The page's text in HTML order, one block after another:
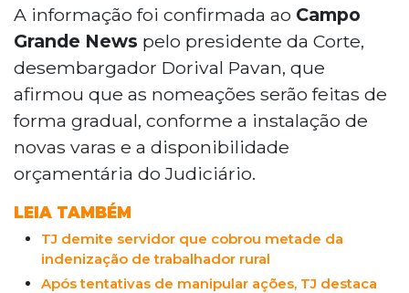
analistas judiciários, mas as nomeações
serão graduais, conforme disponibilidade
orçamentária e instalação de novas varas.
O presidente Dorival Pavan confirmou
que os cargos, aprovados pela Alems no
PL 44/2026, serão providos até 2027,
dentro do prazo do concurso. O impacto
financeiro estimado é de R$ 25 milhões. A
prioridade são comarcas do interior, onde
há maior demanda judicial.
A informação foi confirmada ao Campo
Grande News pelo presidente da Corte,
desembargador Dorival Pavan, que
afirmou que as nomeações serão feitas de
forma gradual, conforme a instalação de
novas varas e a disponibilidade
orçamentária do Judiciário.
LEIA TAMBÉM
TJ demite servidor que cobrou metade da
indenização de trabalhador rural
Após tentativas de manipular ações, TJ destaca